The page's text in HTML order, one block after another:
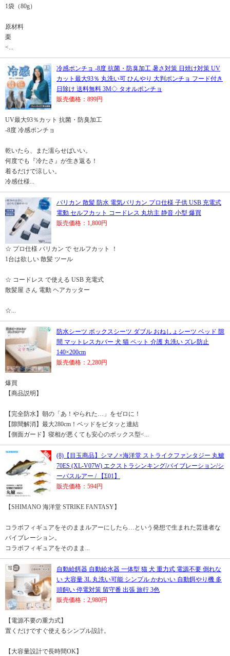
1袋（80g）
原材料
栗
<...
冷感ポンチョ -8度 抗菌・防臭加工 暑さ対策 日焼け対策 UV
カット最大93％ 丸洗い可 ひんやり 大判ポンチョ フード付き
日除け 送料無料 3M◇ タオルポンチョ
販売価格：899円
UV最大93％カット 抗菌・防臭加工
-8度 冷感ポンチョ
乾いたら、また濡らせばいい。
何度でも『冷たさ』が生き返る！
着るだけで涼しい。
冷感仕様...
バリカン 散髪 防水 電気バリカン プロ仕様 子供 USB 充電式
電動 セルフカット コードレス 丸坊主 静音 小型 爆買
販売価格：1,800円
☆ プロ仕様 バリカン で セルフカット ！
1台は欲しい 散髪 ツール
☆ コードレス で使える USB 充電式
散髪屋 さん 電動 ヘアカッター
☆...
防水シーツ ボックスシーツ ダブル おねしょシーツ ベッド 隙
間 マットレスカバー 犬 猫 ペット 介護 丸洗い ズレ防止
140×200cm
販売価格：2,280円
爆買
【商品説明】
【完全防水】朝の「あ！やられた…」をゼロに！
【隙間解消】最大280cm！ベッドをピタッと連結
【側面ガード】寝相が悪くても安心のボックス型<...
(8)【目玉商品】シマノ×海洋堂 ストライクファンタジー 丸鱸
70ES (XL-V07W) エクストラシンキング/バイブレーション/シ
ーバスルアー / 【Σ01】
販売価格：594円
【SHIMANO 海洋堂 STRIKE FANTASY】
コラボフィギュアをそのままルアーにしたら…という発想で生まれた芸達者な
バイブレーション。
コラボフィギュアをそのまま...
自動給餌器 自動給水器 一体型 猫 犬 重力式 電源不要 倒れな
い 大容量 3L 丸洗い可能 シンプル かわいい 自動餌やり機 多
頭飼い 停電対策 留守番 出張 旅行 3色
販売価格：2,980円
【電源不要の重力式】
置くだけですぐ使えるシンプル設計。
【大容量設計で長時間OK】